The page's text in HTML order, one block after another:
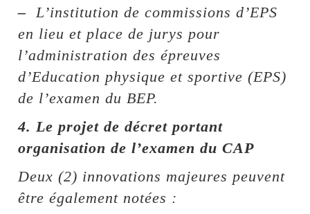
– L’institution de commissions d’EPS
en lieu et place de jurys pour
l’administration des épreuves
d’Education physique et sportive (EPS)
de l’examen du BEP.
4. Le projet de décret portant
organisation de l’examen du CAP
Deux (2) innovations majeures peuvent
être également notées :